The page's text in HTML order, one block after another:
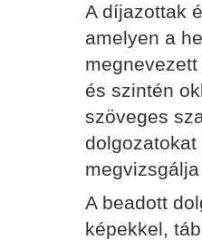
A díjazottak
amelyen a
és szintén
szöveges
A beadott
képekkel,